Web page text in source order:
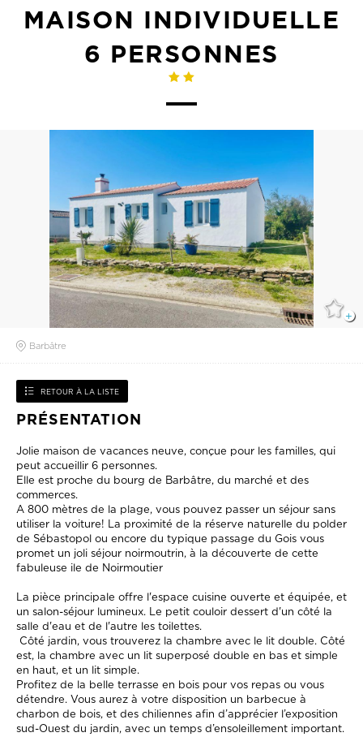
MAISON INDIVIDUELLE
6 PERSONNES
Barbâtre
RETOUR À LA LISTE
PRÉSENTATION
Jolie maison de vacances neuve, conçue pour les familles, qui
peut accueillir 6 personnes.
Elle est proche du bourg de Barbâtre, du marché et des
commerces.
A 800 mètres de la plage, vous pouvez passer un séjour sans
utiliser la voiture! La proximité de la réserve naturelle du polder
de Sébastopol ou encore du typique passage du Gois vous
promet un joli séjour noirmoutrin, à la découverte de cette
fabuleuse ile de Noirmoutier
La pièce principale offre l'espace cuisine ouverte et équipée, et
un salon-séjour lumineux. Le petit couloir dessert d'un côté la
salle d'eau et de l'autre les toilettes.
Côté jardin, vous trouverez la chambre avec le lit double. Côté
est, la chambre avec un lit superposé double en bas et simple
en haut, et un lit simple.
Profitez de la belle terrasse en bois pour vos repas ou vous
détendre. Vous aurez à votre disposition un barbecue à
charbon de bois, et des chiliennes afin d’apprécier l’exposition
sud-Ouest du jardin, avec un temps d’ensoleillement important.